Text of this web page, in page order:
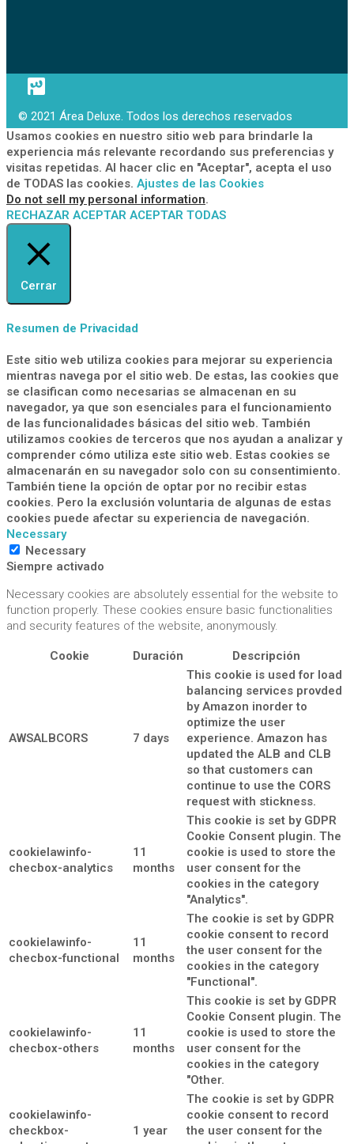
© 2021 Área Deluxe. Todos los derechos reservados
Usamos cookies en nuestro sitio web para brindarle la
experiencia más relevante recordando sus preferencias y
visitas repetidas. Al hacer clic en "Aceptar", acepta el uso
de TODAS las cookies. Ajustes de las Cookies
Do not sell my personal information.
RECHAZAR ACEPTAR ACEPTAR TODAS
Cerrar
Resumen de Privacidad
Este sitio web utiliza cookies para mejorar su experiencia
mientras navega por el sitio web. De estas, las cookies que
se clasifican como necesarias se almacenan en su
navegador, ya que son esenciales para el funcionamiento
de las funcionalidades básicas del sitio web. También
utilizamos cookies de terceros que nos ayudan a analizar y
comprender cómo utiliza este sitio web. Estas cookies se
almacenarán en su navegador solo con su consentimiento.
También tiene la opción de optar por no recibir estas
cookies. Pero la exclusión voluntaria de algunas de estas
cookies puede afectar su experiencia de navegación.
Necessary
Necessary
Siempre activado
Necessary cookies are absolutely essential for the website to
function properly. These cookies ensure basic functionalities
and security features of the website, anonymously.
Cookie Duración Descripción
AWSALBCORS 7 days
This cookie is used for load
balancing services provded
by Amazon inorder to
optimize the user
experience. Amazon has
updated the ALB and CLB
so that customers can
continue to use the CORS
request with stickness.
cookielawinfo-
checbox-analytics
11
months
This cookie is set by GDPR
Cookie Consent plugin. The
cookie is used to store the
user consent for the
cookies in the category
"Analytics".
cookielawinfo-
checbox-functional
11
months
The cookie is set by GDPR
cookie consent to record
the user consent for the
cookies in the category
"Functional".
cookielawinfo-
checbox-others
11
months
This cookie is set by GDPR
Cookie Consent plugin. The
cookie is used to store the
user consent for the
cookies in the category
"Other.
cookielawinfo-
checkbox-
1 year
The cookie is set by GDPR
cookie consent to record
the user consent for the